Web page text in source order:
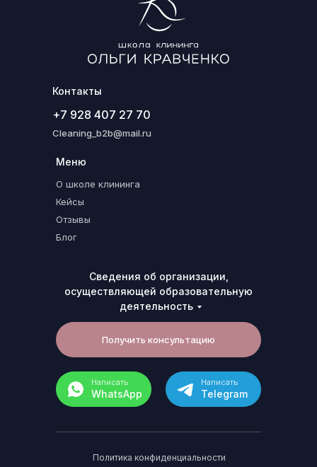
Контакты
Получить консультацию
+7 928 407 27 70
Cleaning_b2b@mail.ru
Написать
WhatsApp
О школе клининга
Написать
Telegram
Кейсы
Блог
Отзывы
Меню
Политика конфиденциальности
Сведения об организации,
осуществляющей образовательную
деятельность